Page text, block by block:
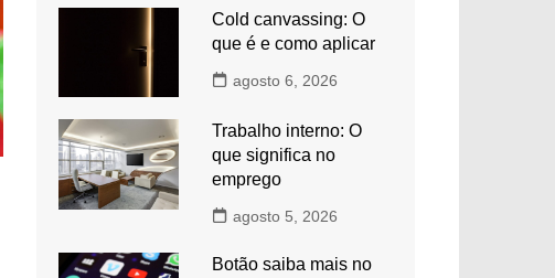
Cold canvassing: O
que é e como aplicar
agosto 6, 2026
Trabalho interno: O
que significa no
emprego
agosto 5, 2026
Botão saiba mais no